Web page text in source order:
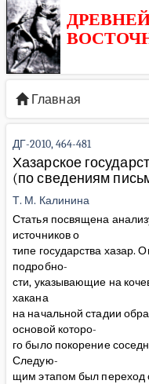
Главная
ДГ-2010, 464-481
Хазарское
(по сведениям
Т. М. Калинина
Статья посвящена
источников о
типе государства хазар.
подробно-
сти, указывающие на
хакана
на начальной стадии
основой которо-
го было покорение
Следую-
щим этапом был переход